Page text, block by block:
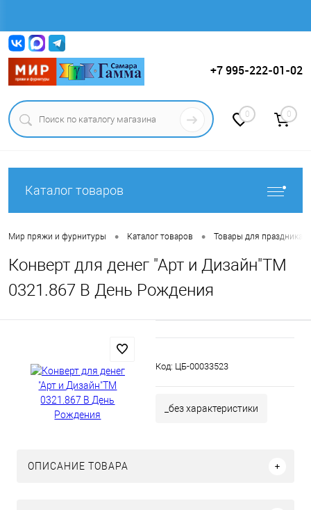
+7 995-222-01-02
0 0
Каталог товаров
Мир пряжи и фурнитуры • Каталог товаров • Товары для праздника.
Конверт для денег "Арт и Дизайн"ТМ
0321.867 В День Рождения
Код: ЦБ-00033523
_без характеристики
ОПИСАНИЕ ТОВАРА